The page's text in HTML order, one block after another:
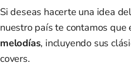
Si deseas hacerte una idea
nuestro país te contamos que
melodías, incluyendo sus
covers.